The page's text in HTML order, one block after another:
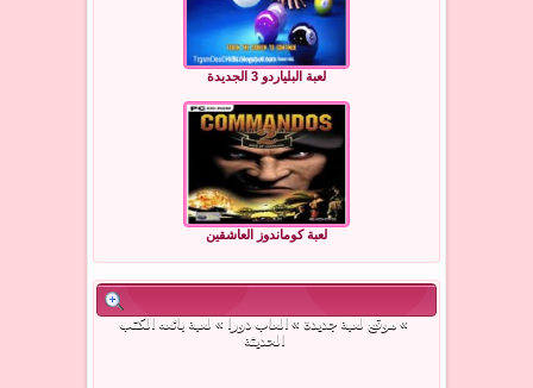
لعبة البلياردو 3 الجديدة
لعبة كوماندوز العاشقين
» موقع لعبة جديدة » العاب دورا
» لعبة بائعه الكتب
الحديثة